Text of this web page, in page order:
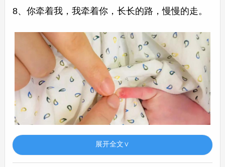
8、你牵着我，我牵着你，长长的路，慢慢的走。
展开全文∨